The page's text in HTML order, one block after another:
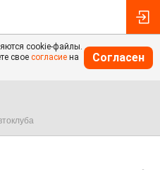
cookie-файлы.
свое согласие на
Согласен